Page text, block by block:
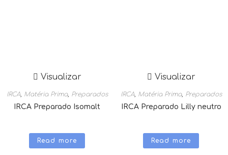
Visualizar
IRCA, Matéria Prima, Preparados
IRCA Preparado Isomalt
Read more
Visualizar
IRCA, Matéria Prima, Preparados
IRCA Preparado Lilly neutro
Read more